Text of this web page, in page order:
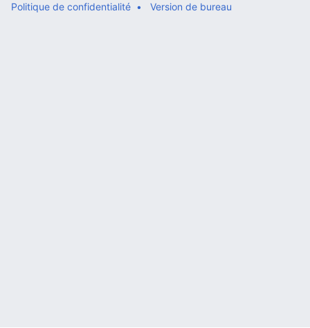
Politique de confidentialité Version de bureau